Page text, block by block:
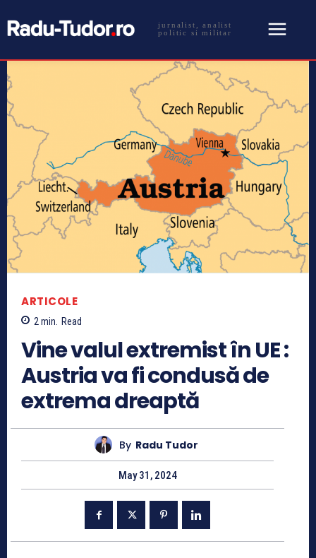
jurnalist, analist
politic si militar
ARTICOLE
2min. Read
Vine valul extremist în UE :
Austria va fi condusă de
extrema dreaptă
By Radu Tudor
May 31, 2024